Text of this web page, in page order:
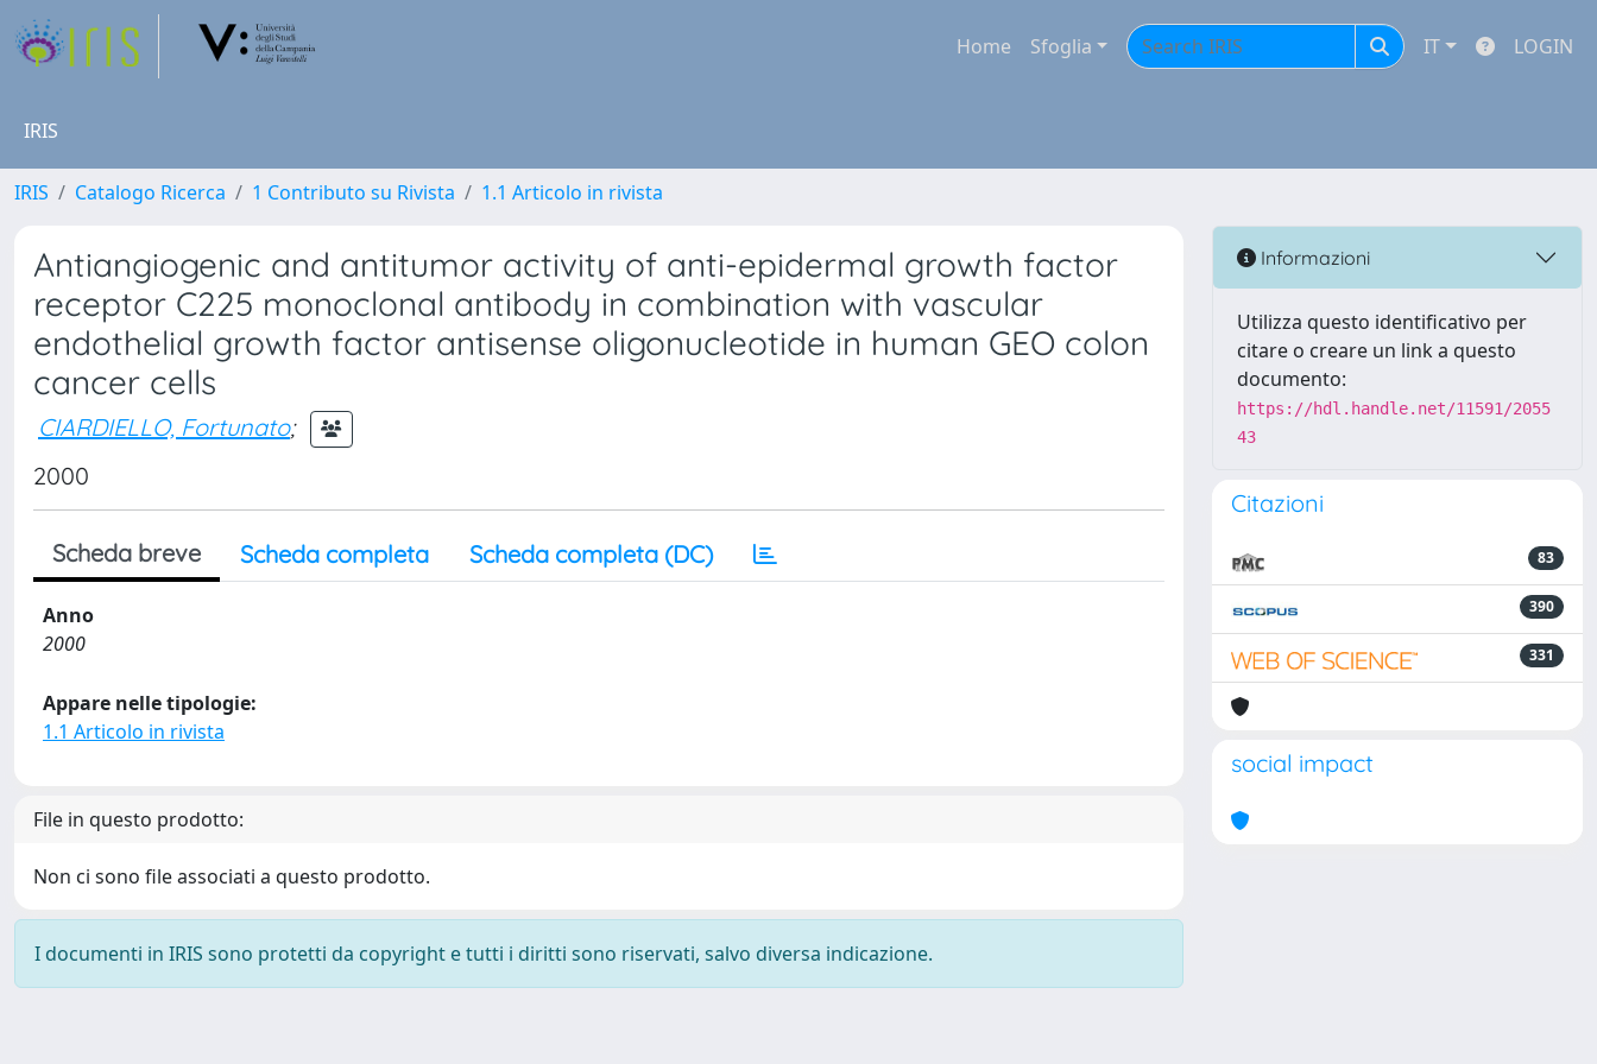
Home Sfoglia IT LOGIN
IRIS
IRIS Catalogo Ricerca 1 Contributo su Rivista 1.1 Articolo in rivista
Antiangiogenic and antitumor activity of anti-epidermal growth factor
receptor C225 monoclonal antibody in combination with vascular
endothelial growth factor antisense oligonucleotide in human GEO colon
cancer cells
CIARDIELLO, Fortunato;
2000
Scheda breve Scheda completa Scheda completa (DC)
Anno
2000
Appare nelle tipologie:
1.1 Articolo in rivista
File in questo prodotto:
Non ci sono file associati a questo prodotto.
I documenti in IRIS sono protetti da copyright e tutti i diritti sono riservati, salvo diversa indicazione.
Informazioni
Utilizza questo identificativo per
citare o creare un link a questo
documento:
https://hdl.handle.net/11591/2055
43
Citazioni
83
390
331
social impact